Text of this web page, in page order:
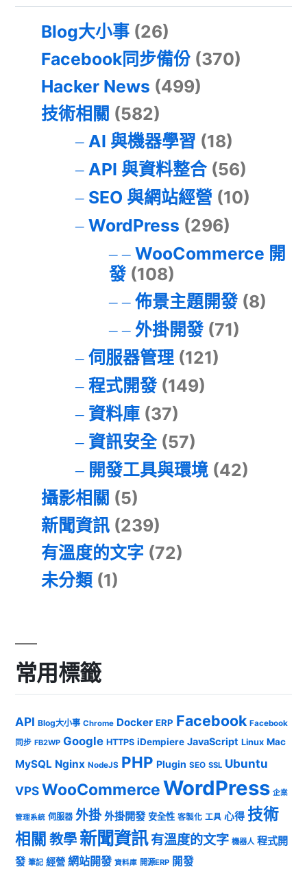
Blog大小事 (26)
Facebook同步備份 (370)
Hacker News (499)
技術相關 (582)
AI 與機器學習 (18)
API 與資料整合(56)
SEO 與網站經營 (10)
WordPress (296)
WooCommerce 開
發(108)
佈景主題開發(8)
外掛開發(71)
伺服器管理(121)
程式開發(149)
資料庫(37)
資訊安全(57)
開發工具與環境(42)
攝影相關 (5)
新聞資訊 (239)
有溫度的文字 (72)
未分類 (1)
常用標籤
API Blog大小事 Chrome Docker ERP Facebook Facebook
同步 FB2WP Google HTTPS iDempiere JavaScript Linux Mac
MySQL Nginx NodeJS PHP Plugin SEO SSL Ubuntu
VPSWooCommerceWordPress 企業
管理系統 伺服器 外掛 外掛開發 安全性 客製化 工具 心得 技術
相關 教學 新聞資訊有溫度的文字 機器人 程式開
發 筆記 經營 網站開發 資料庫 開源ERP 開發